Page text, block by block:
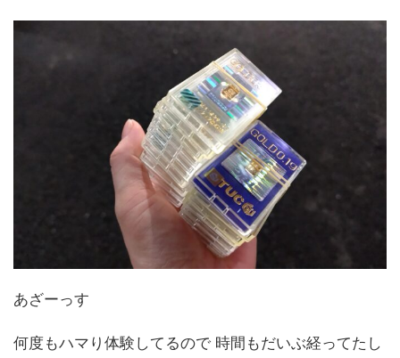
あざーっす
何度もハマり体験してるので 時間もだいぶ経ってたし